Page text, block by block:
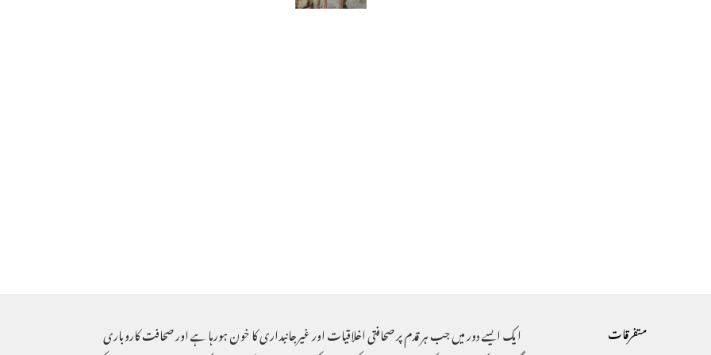
ایک ایسے دور میں جب ہر قدم پر صحافتی اخلاقیات اور غیرجانبداری کا خون ہورہا ہے اور صحافت کاروباری
متفرقات